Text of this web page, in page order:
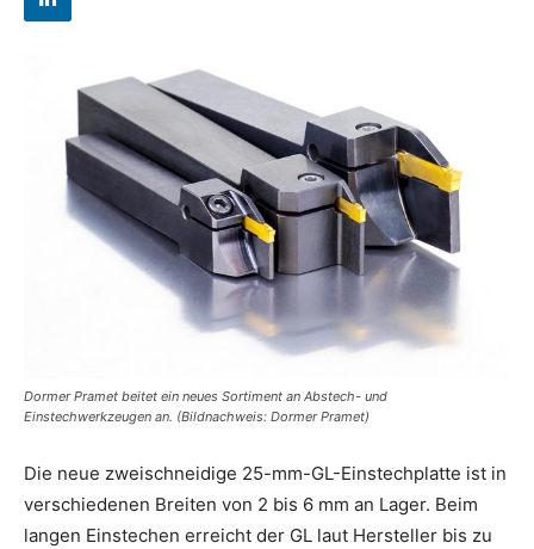
Dormer Pramet beitet ein neues Sortiment an Abstech- und
Einstechwerkzeugen an. (Bildnachweis: Dormer Pramet)
Die neue zweischneidige 25-mm-GL-Einstechplatte ist in
verschiedenen Breiten von 2 bis 6 mm an Lager. Beim
langen Einstechen erreicht der GL laut Hersteller bis zu